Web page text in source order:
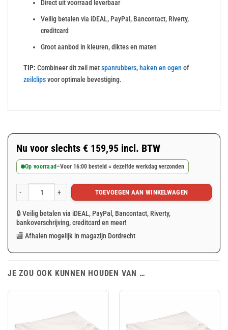
Direct uit voorraad leverbaar
Veilig betalen via iDEAL, PayPal, Bancontact, Riverty,
creditcard
Groot aanbod in kleuren, diktes en maten
TIP: Combineer dit zeil metspanrubbers, haken en ogen of
zeilclipsvoor optimale bevestiging.
Nu voor slechts € 159,95 incl. BTW
Op voorraad –Voor 16:00 besteld = dezelfde werkdag verzonden
Wit PVC afdekzeil 4x8m 400gr/m² aantalTOEVOEGEN AAN WINKELWAGEN
🔒 Veilig betalen via iDEAL, PayPal, Bancontact, Riverty,
bankoverschrijving, creditcard en meer!
🏬 Afhalen mogelijk in magazijn Dordrecht
JE ZOU OOK KUNNEN HOUDEN VAN …